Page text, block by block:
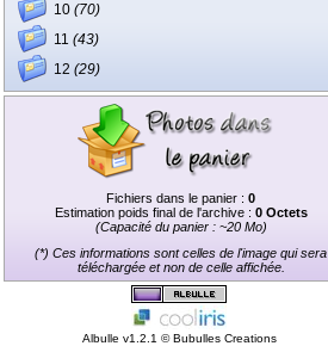
10 (70)
11 (43)
12 (29)
Fichiers dans le panier : 0
Estimation poids final de l'archive : 0 Octets
(Capacité du panier : ~20 Mo)
(*) Ces informations sont celles de l'image qui sera
téléchargée et non de celle affichée.
Albulle v1.2.1 ©Bubulles Creations